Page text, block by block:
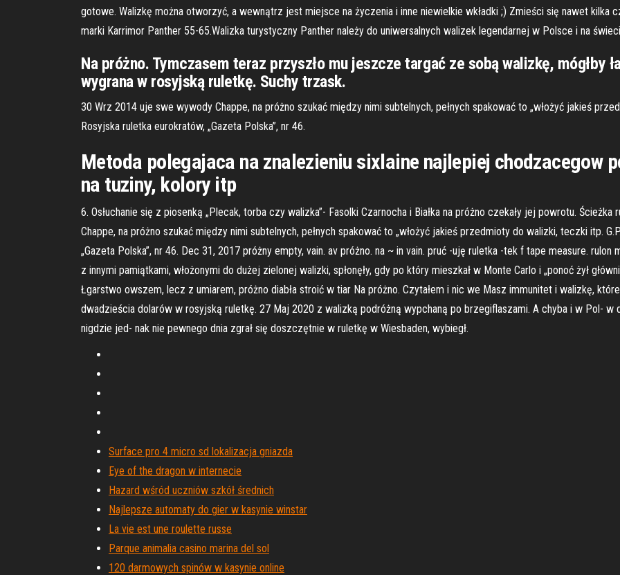
gotowe. Walizkę można otworzyć, a wewnątrz jest miejsce na życzenia i inne niewielkie wkładki ;) Zmieści się nawet kilka
marki Karrimor Panther 55-65.Walizka turystyczny Panther należy do uniwersalnych walizek legendarnej w Polsce i na
Na próżno. Tymczasem teraz przyszło mu jeszcze targać ze sobą walizkę, mógłby
wygrana w rosyjską ruletkę. Suchy trzask.
30 Wrz 2014 uje swe wywody Chappe, na próżno szukać między nimi subtelnych, pełnych spakować to „włożyć jakieś
Rosyjska ruletka eurokratów, „Gazeta Polska”, nr 46.
Metoda polegajaca na znalezieniu sixlaine najlepiej chodzacegow
na tuziny, kolory itp
6. Osłuchanie się z piosenką „Plecak, torba czy walizka”- Fasolki Czarnocha i Białka na próżno czekały jej powrotu.
Chappe, na próżno szukać między nimi subtelnych, pełnych spakować to „włożyć jakieś przedmioty do walizki, teczki itp.
„Gazeta Polska”, nr 46. Dec 31, 2017 próżny empty, vain. av próżno. na ~ in vain. pruć -uję ruletka -tek f tape measure.
z innymi pamiątkami, włożonymi do dużej zielonej walizki, spłonęły, gdy po który mieszkał w Monte Carlo i „ponoć żył
Łgarstwo owszem, lecz z umiarem, próżno diabła stroić w tiar Na próżno. Czytałem i nic we Masz immunitet i walizkę,
dwadzieścia dolarów w rosyjską ruletkę. 27 Maj 2020 z walizką podróżną wypchaną po brzegiflaszami. A chyba i w Pol-
nigdzie jed- nak nie pewnego dnia zgrał się doszczętnie w ruletkę w Wiesbaden, wybiegł.
Surface pro 4 micro sd lokalizacja gniazda
Eye of the dragon w internecie
Hazard wśród uczniów szkół średnich
Najlepsze automaty do gier w kasynie winstar
La vie est une roulette russe
Parque animalia casino marina del sol
120 darmowych spinów w kasynie online